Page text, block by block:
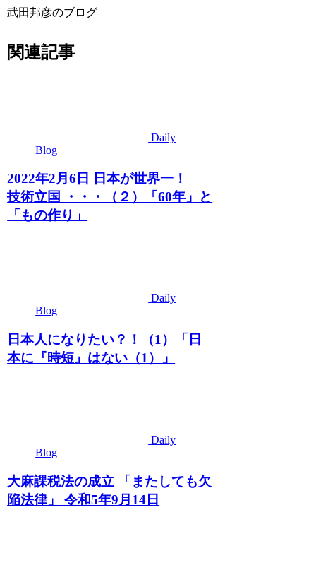
武田邦彦のブログ
関連記事
Daily
Blog
2022年2月6日 日本が世界一！
技術立国 ・・・（２）「60年」と
「もの作り」
Daily
Blog
日本人になりたい？！（1）「日
本に『時短』はない（1）」
Daily
Blog
大麻課税法の成立 「またしても欠
陥法律」 令和5年9月14日